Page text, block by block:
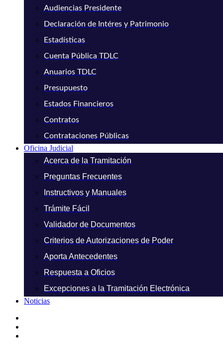
Audiencias Presidente
Declaración de Intéres y Patrimonio
Estadísticas
Cuenta Pública TDLC
Anuarios TDLC
Presupuesto
Estados Financieros
Contratos
Contrataciones Públicas
Oficina Judicial
Acerca de la Tramitación
Preguntas Frecuentes
Instructivos y Manuales
Trámite Fácil
Validador de Documentos
Criterios de Autorizaciones de Poder
Aporta Antecedentes
Respuesta a Oficios
Excepciones a la Tramitación Electrónica
Noticias